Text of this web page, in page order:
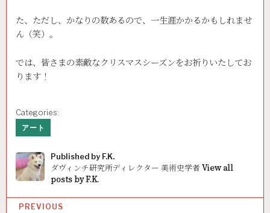
た、ただし、かなりの数あるので、一生涯かかるかもしれませ
ん（笑）。
では、皆さまの素敵なクリスマスシーズンをお祈りいたしてお
ります！
Categories:
アート
Published by F.K.
ダヴィンチ研究所ディレクター 美術史学者 View all
posts by F.K.
PREVIOUS